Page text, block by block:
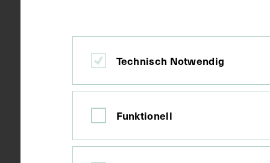
Karton
Technisch Notwendig
Funktionell